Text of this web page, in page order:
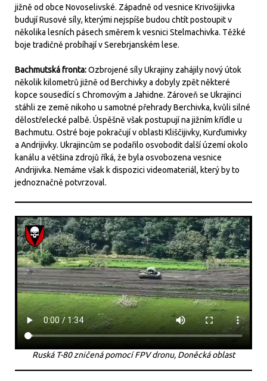
jižně od obce Novoselivské. Západně od vesnice Krivošijivka
budují Rusové síly, kterými nejspíše budou chtít postoupit v
několika lesních pásech směrem k vesnici Stelmachivka. Těžké
boje tradičně probíhají v Serebrjanském lese.
Bachmutská fronta:Ozbrojené síly Ukrajiny zahájily nový útok
několik kilometrů jižně od Berchivky a dobyly zpět některé
kopce sousedící s Chromovým a Jahidne. Zároveň se Ukrajinci
stáhli ze země nikoho u samotné přehrady Berchivka, kvůli silné
dělostřelecké palbě. Úspěšně však postupují na jižním křídle u
Bachmutu. Ostré boje pokračují v oblasti Kliščijivky, Kurďumivky
a Andrijivky. Ukrajincům se podařilo osvobodit další území okolo
kanálu a většina zdrojů říká, že byla osvobozena vesnice
Andrijivka. Nemáme však k dispozici videomateriál, který by to
jednoznačně potvrzoval.
Ruská T-80 zničená pomocí FPV dronu, Doněcká oblast